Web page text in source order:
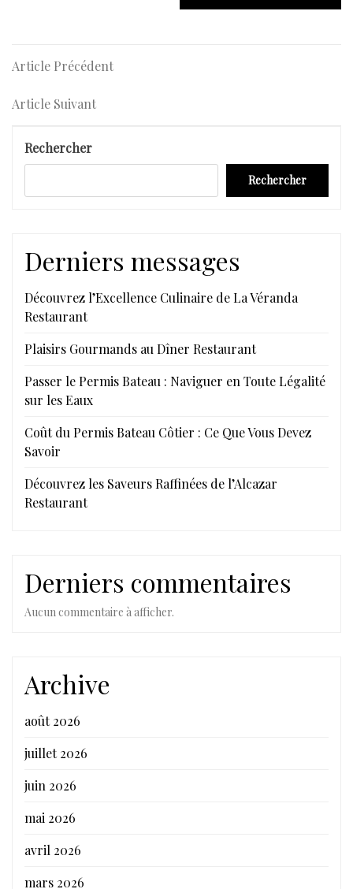
Navigation
de
Article
Article Précédent
Article
Article Suivant
Rechercher
Rechercher
Derniers messages
Découvrez l’Excellence Culinaire de La Véranda
Restaurant
Plaisirs Gourmands au Dîner Restaurant
Passer le Permis Bateau : Naviguer en Toute Légalité
sur les Eaux
Coût du Permis Bateau Côtier : Ce Que Vous Devez
Savoir
Découvrez les Saveurs Raffinées de l’Alcazar
Restaurant
Derniers commentaires
Aucun commentaire à afficher.
Archive
août 2026
juillet 2026
juin 2026
mai 2026
avril 2026
mars 2026